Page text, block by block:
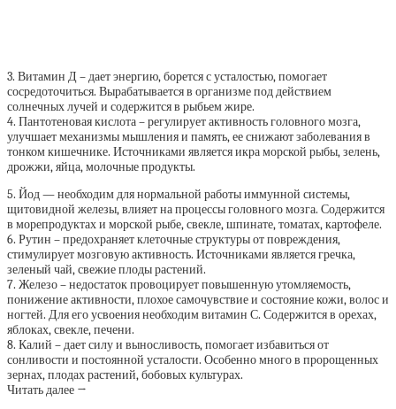
3. Витамин Д – дает энергию, борется с усталостью, помогает
сосредоточиться. Вырабатывается в организме под действием
солнечных лучей и содержится в рыбьем жире.
4. Пантотеновая кислота – регулирует активность головного мозга,
улучшает механизмы мышления и память, ее снижают заболевания в
тонком кишечнике. Источниками является икра морской рыбы, зелень,
дрожжи, яйца, молочные продукты.
5. Йод — необходим для нормальной работы иммунной системы,
щитовидной железы, влияет на процессы головного мозга. Содержится
в морепродуктах и морской рыбе, свекле, шпинате, томатах, картофеле.
6. Рутин – предохраняет клеточные структуры от повреждения,
стимулирует мозговую активность. Источниками является гречка,
зеленый чай, свежие плоды растений.
7. Железо – недостаток провоцирует повышенную утомляемость,
понижение активности, плохое самочувствие и состояние кожи, волос и
ногтей. Для его усвоения необходим витамин С. Содержится в орехах,
яблоках, свекле, печени.
8. Калий – дает силу и выносливость, помогает избавиться от
сонливости и постоянной усталости. Особенно много в пророщенных
зернах, плодах растений, бобовых культурах.
Читать далее →